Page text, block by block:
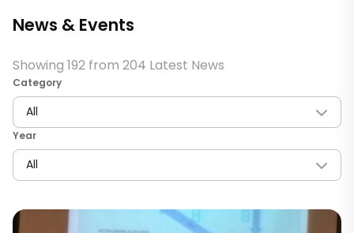
News & Events
Showing 192 from 204 Latest News
Category
Year